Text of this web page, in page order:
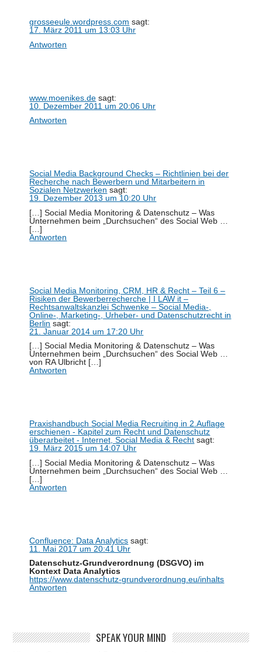
grosseeule.wordpress.com sagt:
17. März 2011 um 13:03 Uhr
Antworten
www.moenikes.de sagt:
10. Dezember 2011 um 20:06 Uhr
Antworten
Social Media Background Checks – Richtlinien bei der
Recherche nach Bewerbern und Mitarbeitern in
Sozialen Netzwerken sagt:
19. Dezember 2013 um 10:20 Uhr
[…] Social Media Monitoring & Datenschutz – Was
Unternehmen beim „Durchsuchen“ des Social Web …
[…]
Antworten
Social Media Monitoring, CRM, HR & Recht – Teil 6 –
Risiken der Bewerberrecherche | I LAW it –
Rechtsanwaltskanzlei Schwenke – Social Media-,
Online-, Marketing-, Urheber- und Datenschutzrecht in
Berlin sagt:
21. Januar 2014 um 17:20 Uhr
[…] Social Media Monitoring & Datenschutz – Was
Unternehmen beim „Durchsuchen“ des Social Web …
von RA Ulbricht […]
Antworten
Praxishandbuch Social Media Recruiting in 2.Auflage
erschienen - Kapitel zum Recht und Datenschutz
überarbeitet - Internet, Social Media & Recht sagt:
19. März 2015 um 14:07 Uhr
[…] Social Media Monitoring & Datenschutz – Was
Unternehmen beim „Durchsuchen“ des Social Web …
[…]
Antworten
Confluence: Data Analytics sagt:
11. Mai 2017 um 20:41 Uhr
Datenschutz-Grundverordnung (DSGVO) im
Kontext Data Analytics
https://www.datenschutz-grundverordnung.eu/inhalts
Antworten
SPEAK YOUR MIND